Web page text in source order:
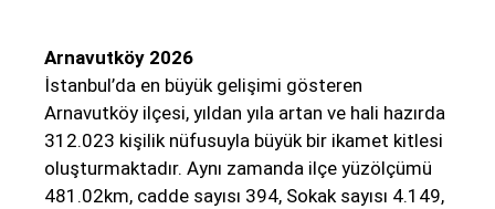
Arnavutköy 2026
İstanbul’da en büyük gelişimi gösteren
Arnavutköy ilçesi, yıldan yıla artan ve hali hazırda
312.023 kişilik nüfusuyla büyük bir ikamet kitlesi
oluşturmaktadır. Aynı zamanda ilçe yüzölçümü
481.02km, cadde sayısı 394, Sokak sayısı 4.149,